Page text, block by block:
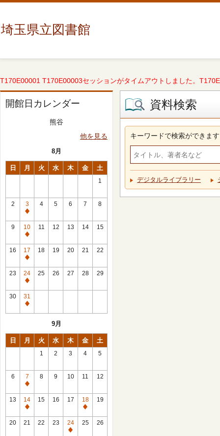
埼玉県立図書館
T170E00001 T170E00003セッションがタイムアウトしました。
開館日カレンダー
熊谷
他を見る
8月
日 月 火 水 木 金 土
1
2
3
休
館
日
4 5 6 7 8
9
10
休
館
日
11 12 13 14 15
16
17
休
館
日
18 19 20 21 22
23
24
休
館
日
25 26 27 28 29
30
31
休
9月
日 月 火 水 木 金 土
1 2 3 4 5
6
7
休
館
日
8 9 10 11 12
13
14
休
館
15 16 17
18
休
館
19
20 21 22 23
24
休
25 26
資料検索
キーワードで検索ができます
デジタルライブラリー